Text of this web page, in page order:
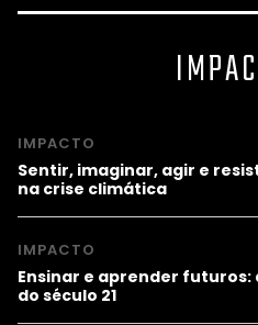
IMPACTO
Sentir, imaginar, agir e
na crise climática
IMPACTO
Ensinar e aprender futuros:
do século 21